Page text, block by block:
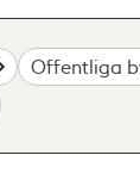
Offentliga